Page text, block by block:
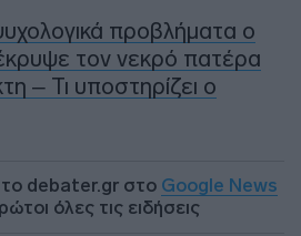
προβλήματα ο
τον νεκρό πατέρα
– Τι υποστηρίζει ο
debater.gr στο Google News
όλες τις ειδήσεις